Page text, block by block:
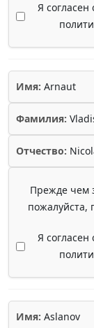
Я
Имя: Arnaut
Фамилия:
Отчество:
Прежде чем
пожалуйста,
Я
Имя: Aslanov